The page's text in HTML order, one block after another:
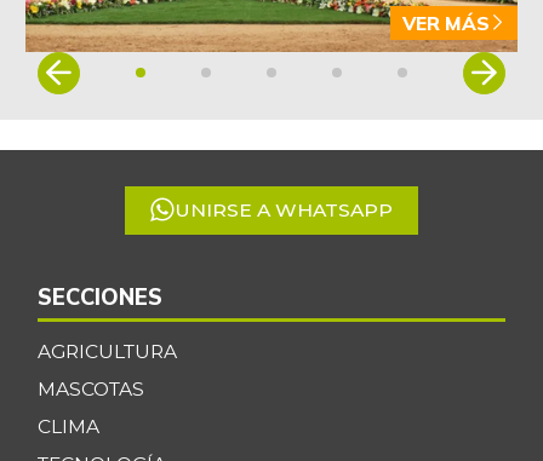
VER MÁS
Item
5
UNIRSE A WHATSAPP
SECCIONES
AGRICULTURA
MASCOTAS
CLIMA